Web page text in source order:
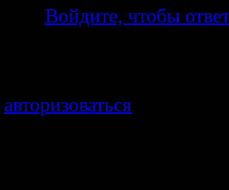
Войдите, чтобы
авторизоваться